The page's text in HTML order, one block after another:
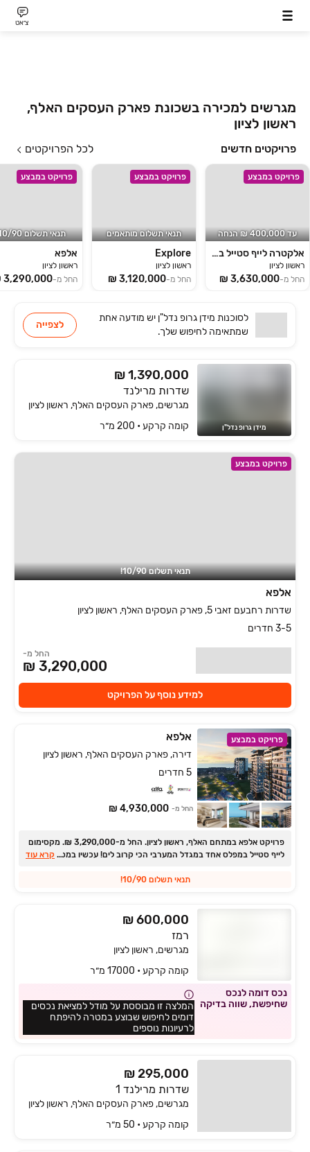
צ׳אט
מגרשים למכירה בשכונת פארק העסקים האלף,
ראשון לציון
פרויקטים חדשים לכל הפרויקטים
פרויקט במבצע
עד 400,000 ₪ הנחה
אלקטרה לייף סטייל במתחם האלף
ראשון לציון
החל מ-
פרויקט במבצע
תנאי תשלום מותאמים
Explore
ראשון לציון
החל מ-
פרויקט במבצע
תנאי תשלום 10/90!
אלפא
ראשון לציון
החל מ-
לסוכנות מידן גרופ נדל"ן יש מודעה אחת
שמתאימה לחיפוש שלך.
לצפייה
מידן גרופ נדל"ן
₪ 1,390,000
שדרות מרילנד
מגרשים, פארק העסקים האלף, ראשון לציון
קומה ‎קרקע‏ • 200 מ״ר
פרויקט במבצע
תנאי תשלום 10/90!
אלפא
שדרות רחבעם זאבי 5, פארק העסקים האלף, ראשון לציון
3-5 חדרים
החל מ-
3,290,000 ₪
למידע נוסף על הפרויקט
פרויקט במבצע אלפא
דירה, פארק העסקים האלף, ראשון לציון
5 חדרים
החל מ- 4,930,000 ₪
פרויקט אלפא במתחם האלף, ראשון לציון. החל מ-3,290,000 ₪. מקסימום
לייף סטייל במפלס אחד במגדל המערבי הכי קרוב לים! עכשיו במסלול
... קרא עוד
תנאי תשלום 10/90!
₪ 600,000
רמז
מגרשים, ראשון לציון
קומה ‎קרקע‏ • 17000 מ״ר
נכס דומה לנכס
שחיפשת, שווה בדיקה
המלצה זו מבוססת על מודל למציאת נכסים
דומים לחיפוש שבוצע במטרה להיפתח
לרעיונות נוספים
₪ 295,000
שדרות מרילנד 1
מגרשים, פארק העסקים האלף, ראשון לציון
קומה ‎קרקע‏ • 50 מ״ר